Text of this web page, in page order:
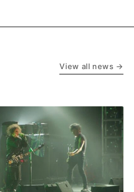
View all news →